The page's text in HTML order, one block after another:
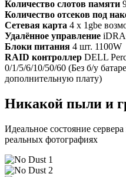
Количество слотов памяти
Количество отсеков под
Сетевая карта 4 x 1gbe
Удалённое управление
Блоки питания 4 шт. 1100W
RAID контроллер DELL
0/1/5/6/10/50/60 (Без б/у
дополнительную плату)
Никакой пыли и
Идеальное состояние
реальных фотографиях